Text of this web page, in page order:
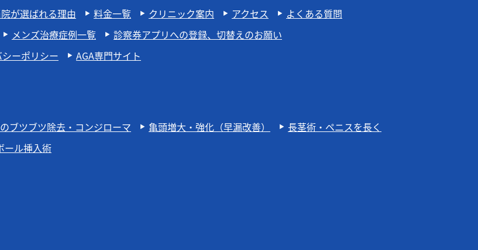
が選ばれる理由 料金一覧 クリニック案内 アクセス
よくある質問
メンズ治療症例一覧
診察券アプリへの登録、切替えのお願い
ーポリシー AGA専門サイト
ブツブツ除去・コンジローマ 亀頭増大・強化（早漏改善）
長茎術・ペニスを長く
ール挿入術